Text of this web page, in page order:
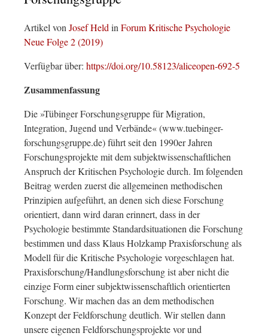
Artikel von Josef Held in Forum Kritische Psychologie
Neue Folge 2 (2019)
Verfügbar über: https://doi.org/10.58123/aliceopen-692-5
Zusammenfassung
Die »Tübinger Forschungsgruppe für Migration,
Integration, Jugend und Verbände« (www.tuebinger-
forschungsgruppe.de) führt seit den 1990er Jahren
Forschungsprojekte mit dem subjektwissenschaftlichen
Anspruch der Kritischen Psychologie durch. Im folgenden
Beitrag werden zuerst die allgemeinen methodischen
Prinzipien aufgeführt, an denen sich diese Forschung
orientiert, dann wird daran erinnert, dass in der
Psychologie bestimmte Standardsituationen die Forschung
bestimmen und dass Klaus Holzkamp Praxisforschung als
Modell für die Kritische Psychologie vorgeschlagen hat.
Praxisforschung/Handlungsforschung ist aber nicht die
einzige Form einer subjektwissenschaftlich orientierten
Forschung. Wir machen das an dem methodischen
Konzept der Feldforschung deutlich. Wir stellen dann
unsere eigenen Feldforschungsprojekte vor und